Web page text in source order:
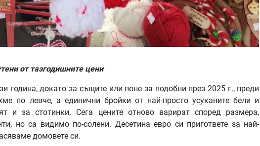
от тазгодишните цени
година, докато за същите или поне за подобни през 2025 г., преди
по левче, а единични бройки от най-просто усуканите бели и
и за стотинки. Сега цените отново варират според размера,
но са видимо по-солени. Десетина евро си пригответе за най-
домовете си.